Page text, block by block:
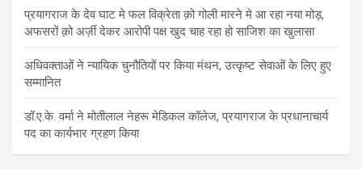
प्रयागराज के देव घाट मे फल विक्रेता क़ो गोली मारने मे आ रहा नया मोड़,
अफसरों क़ो अर्ज़ी देकर आरोपी पक्ष खुद चाह रहा हो साजिश का खुलासा
अधिवक्ताओं ने न्यायिक चुनौतियों पर किया मंथन, उत्कृष्ट सेवाओं के लिए हुए
सम्मानित
डॉ.ए.के. वर्मा ने मोतीलाल नेहरू मेडिकल कॉलेज, प्रयागराज के प्रधानाचार्य
पद का कार्यभार ग्रहण किया